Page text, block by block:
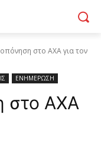
στο AXA για τον
ΕΝΗΜΕΡΩΣΗ
AXA